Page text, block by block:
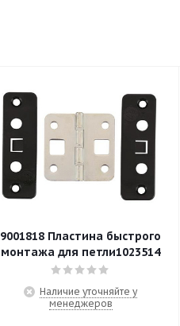
9001818 Пластина быстрого
монтажа для петли1023514
Наличие уточняйте у
менеджеров